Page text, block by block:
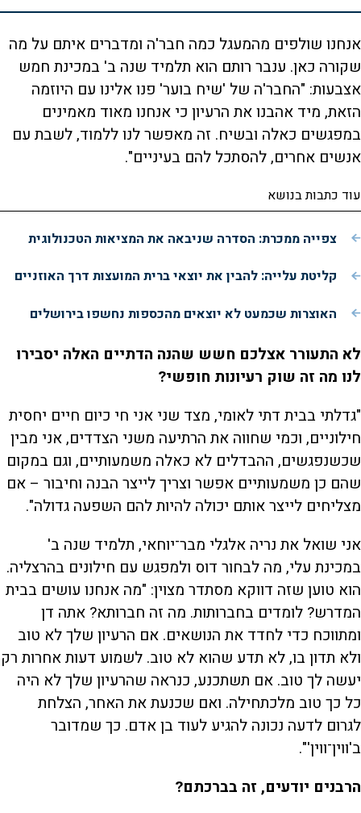
אנחנו שולפים מהמעגל כמה חבר'ה ומדברים איתם על מה
שקורה כאן. ענבר רותם הוא תלמיד שנה ב' במכינת חמש
אצבעות: "החבר'ה של 'שיח בוער' פנו אלינו עם היוזמה
הזאת, מיד אהבנו את הרעיון כי אנחנו מאוד מאמינים
במפגשים כאלה ובשיח. זה מאפשר לנו ללמוד, לשבת עם
אנשים אחרים, להסתכל להם בעיניים".
עוד כתבות בנושא
צפייה ממכרת: הסדרה שניבאה את המציאות הטכנולוגית
קליטת עלייה: להבין את יוצאי ברית המועצות דרך האוזניים
האוצרות שכמעט לא יוצאים מהכספות נחשפו בירושלים
לא התעורר אצלכם חשש שהנה הדתיים האלה יסבירו
לנו מה זה שוק רעיונות חופשי?
"גדלתי בבית דתי לאומי, מצד שני אני חי כיום חיים יחסית
חילוניים, וכמי שחווה את הרתיעה משני הצדדים, אני מבין
שכשנפגשים, ההבדלים לא כאלה משמעותיים, וגם במקום
שהם כן משמעותיים אפשר וצריך לייצר הבנה וחיבור – אם
מצליחים לייצר אותם יכולה להיות להם השפעה גדולה".
אני שואל את נריה אלגלי מבר־יוחאי, תלמיד שנה ב'
במכינת עלי, מה לבחור דוס ולמפגש עם חילונים בהרצליה.
הוא טוען שזה דווקא מסתדר מצוין: "מה אנחנו עושים בבית
המדרש? לומדים בחברותות. מה זה חברותא? אתה דן
ומתווכח כדי לחדד את הנושאים. אם הרעיון שלך לא טוב
ולא תדון בו, לא תדע שהוא לא טוב. לשמוע דעות אחרות רק
יעשה לך טוב. אם תשתכנע, כנראה שהרעיון שלך לא היה
כל כך טוב מלכתחילה. ואם שכנעת את האחר, הצלחת
לגרום לדעה נכונה להגיע לעוד בן אדם. כך שמדובר
ב'ווין־ווין'".
הרבנים יודעים, זה בברכתם?